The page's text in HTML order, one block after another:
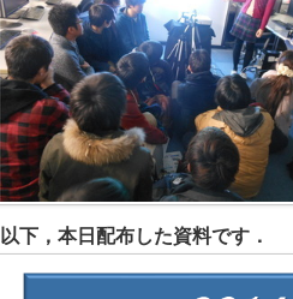
以下，本日配布した資料です．